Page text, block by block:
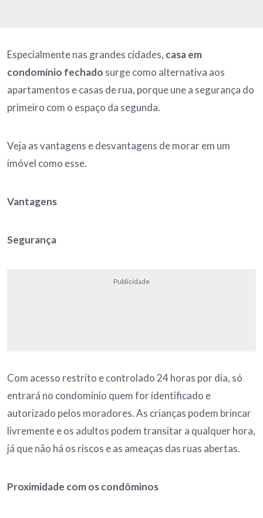
Especialmente nas grandes cidades, casa em
condomínio fechado surge como alternativa aos
apartamentos e casas de rua, porque une a segurança do
primeiro com o espaço da segunda.
Veja as vantagens e desvantagens de morar em um
imóvel como esse.
Vantagens
Segurança
Publicidade
Com acesso restrito e controlado 24 horas por dia, só
entrará no condomínio quem for identificado e
autorizado pelos moradores. As crianças podem brincar
livremente e os adultos podem transitar a qualquer hora,
já que não há os riscos e as ameaças das ruas abertas.
Proximidade com os condôminos